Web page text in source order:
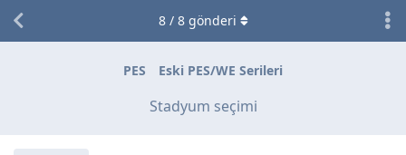
PES Eski PES/WE Serileri
Stadyum seçimi
8/ 8gönderi